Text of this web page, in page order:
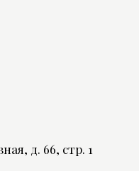
д. 66, стр. 1